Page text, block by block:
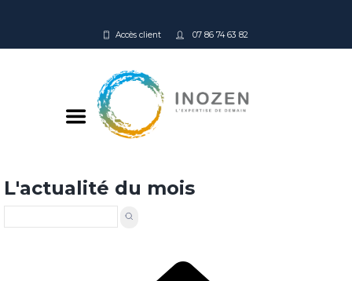
Accès client 07 86 74 63 82
L'actualité du mois